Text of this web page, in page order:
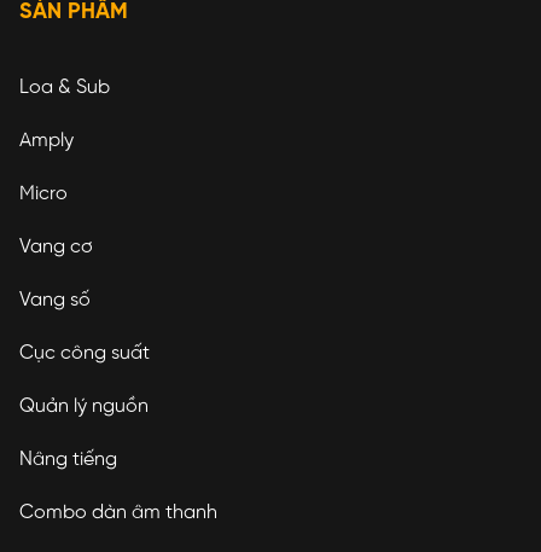
SẢN PHẨM
Loa & Sub
Amply
Micro
Vang cơ
Vang số
Cục công suất
Quản lý nguồn
Nâng tiếng
Combo dàn âm thanh